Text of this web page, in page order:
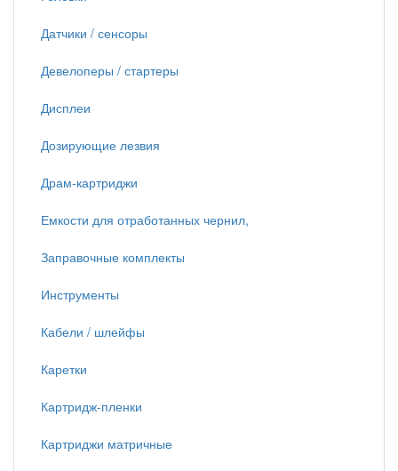
Датчики / сенсоры
Девелоперы / стартеры
Дисплеи
Дозирующие лезвия
Драм-картриджи
Емкости для отработанных чернил,
Заправочные комплекты
Инструменты
Кабели / шлейфы
Каретки
Картридж-пленки
Картриджи матричные